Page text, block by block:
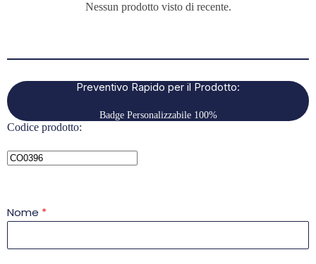
Nessun prodotto visto di recente.
Preventivo Rapido per il Prodotto:
Badge Personalizzabile 100%
Codice prodotto:
Nome *